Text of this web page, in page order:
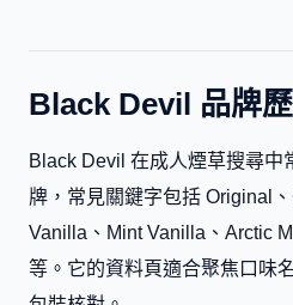
Black Devil 品牌
Black Devil 在成人煙草搜尋中
牌，常見關鍵字包括 Original
Vanilla、Mint Vanilla、Arctic
等。它的資料頁適合聚焦口味